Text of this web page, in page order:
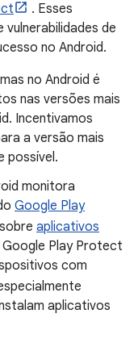
. Esses
de
no Android.
no Android é
nas versões mais
Incentivamos
a versão mais
possível.
monitora
Google Play
aplicativos
Google Play Protect
com
aplicativos